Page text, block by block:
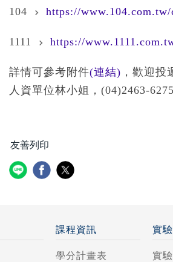
104 https://
1111 https://
詳情可參考附件(連結) ，歡迎投
人資單位林小姐，(04)2463-
友善列印
課程資訊
學分計畫表
實
實